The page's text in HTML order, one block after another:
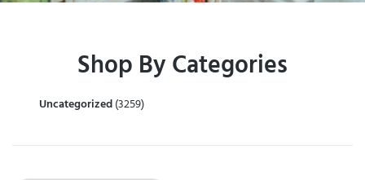
Shop By Categories
Uncategorized(3259)